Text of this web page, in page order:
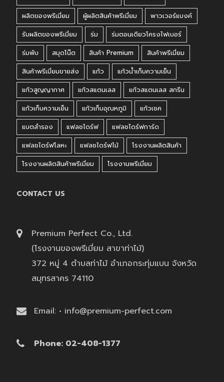
ผลิตของพรีเมี่ยม
ผู้ผลิตสินค้าพรีเมี่ยม
พาวเวอร์แบงค์
รับผลิตของพรีเมี่ยม
ร่ม
ร่มตอนเดียวโครงไฟเบอร์
ร่มพับ
สมุดโน๊ต สินค้า Premium
สินค้าพรีเมี่ยม
สินค้าพรีเมี่ยมขายส่ง
แก้ว
แก้วน้ำเก็บความเย็น
แก้วสูญญากาศ
แก้วสแตนเลส
แก้วสแตนเลส สกรีน
แก้วเก็บความเย็น
แก้วเก็บอุณหภูมิ
แก้วเชค
แบตสำรอง
แฟลชไดร์ฟ
แฟลชไดร์ฟการ์ด
แฟลชไดร์ฟโลหะ
แฟลชไดร์ฟไม้
โรงงานผลิตสินค้า
โรงงานผลิตสินค้าพรีเมี่ยม
โรงงานพรีเมี่ยม
CONTACT US
Premium Perfect Co., Ltd.
(โรงงานของพรีเมี่ยม สาขาท่าไม้)
372 หมู่ 4 ตำบลท่าไม้ อำเภอกระทุ่มแบน จังหวัด
สมุทรสาคร 74110
Email: • info@premium-perfect.com
Phone: 02-408-1377